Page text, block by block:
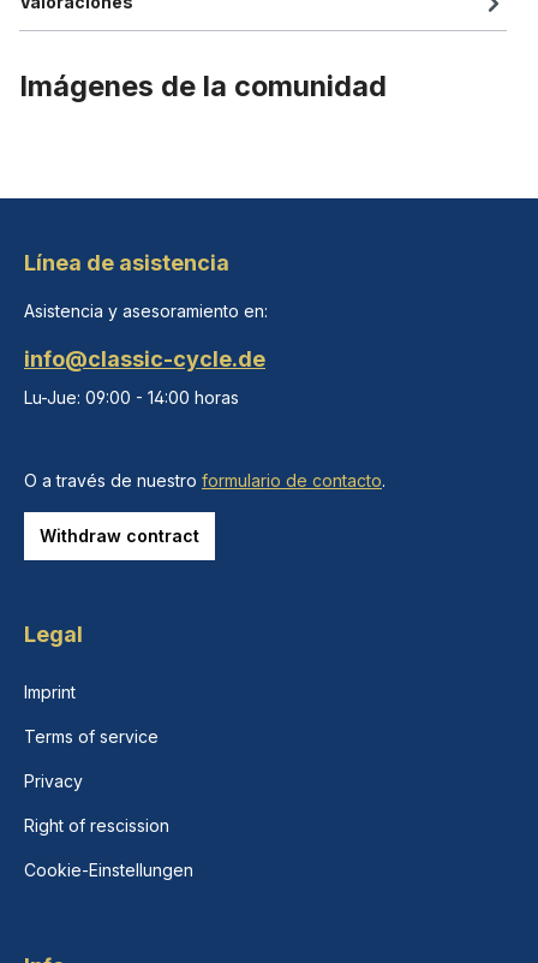
Imágenes de la comunidad
Línea de asistencia
Asistencia y asesoramiento en:
info@classic-cycle.de
Lu-Jue: 09:00 - 14:00 horas
O a través de nuestro formulario de contacto.
Withdraw contract
Legal
Imprint
Terms of service
Privacy
Right of rescission
Cookie-Einstellungen